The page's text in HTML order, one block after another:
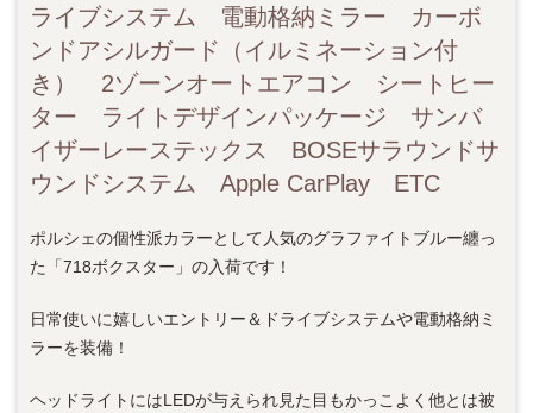
ライブシステム 電動格納ミラー カーボ
ンドアシルガード（イルミネーション付
き） 2ゾーンオートエアコン シートヒー
ター ライトデザインパッケージ サンバ
イザーレーステックス BOSEサラウンドサ
ウンドシステム Apple CarPlay ETC
ポルシェの個性派カラーとして人気のグラファイトブルー纏っ
た「718ボクスター」の入荷です！
日常使いに嬉しいエントリー＆ドライブシステムや電動格納ミ
ラーを装備！
ヘッドライトにはLEDが与えられ見た目もかっこよく他とは被